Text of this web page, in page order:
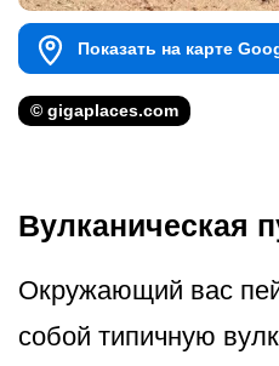
Показать на карте
© gigaplaces.com
Вулканическая
Окружающий вас
собой типичную